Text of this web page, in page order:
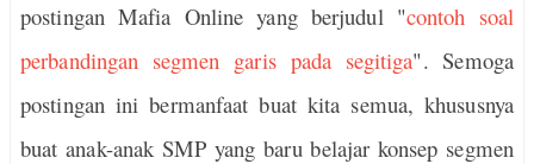
postingan Mafia Online yang berjudul "contoh soal
perbandingan segmen garis pada segitiga". Semoga
postingan ini bermanfaat buat kita semua, khususnya
buat anak-anak SMP yang baru belajar konsep segmen